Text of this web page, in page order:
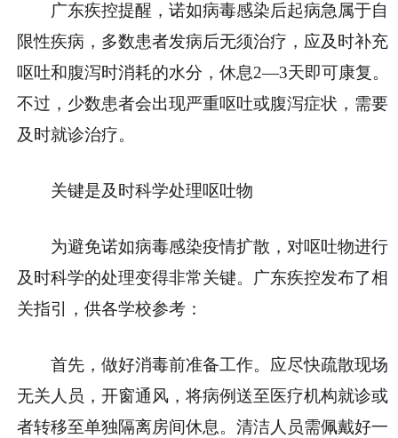
广东疾控提醒，诺如病毒感染后起病急属于自
限性疾病，多数患者发病后无须治疗，应及时补充
呕吐和腹泻时消耗的水分，休息2—3天即可康复。
不过，少数患者会出现严重呕吐或腹泻症状，需要
及时就诊治疗。
关键是及时科学处理呕吐物
为避免诺如病毒感染疫情扩散，对呕吐物进行
及时科学的处理变得非常关键。广东疾控发布了相
关指引，供各学校参考：
首先，做好消毒前准备工作。应尽快疏散现场
无关人员，开窗通风，将病例送至医疗机构就诊或
者转移至单独隔离房间休息。清洁人员需佩戴好一